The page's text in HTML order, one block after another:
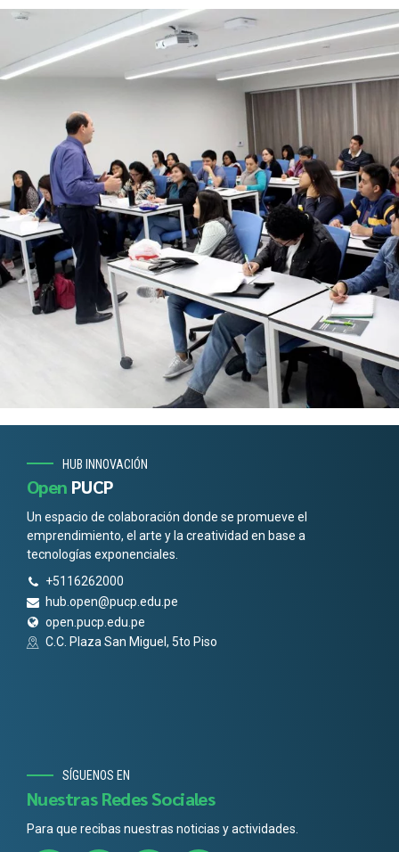
HUB INNOVACIÓN
Open PUCP
Un espacio de colaboración donde se promueve el
emprendimiento, el arte y la creatividad en base a
tecnologías exponenciales.
+5116262000
hub.open@pucp.edu.pe
open.pucp.edu.pe
C.C. Plaza San Miguel, 5to Piso
SÍGUENOS EN
Nuestras Redes Sociales
Para que recibas nuestras noticias y actividades.